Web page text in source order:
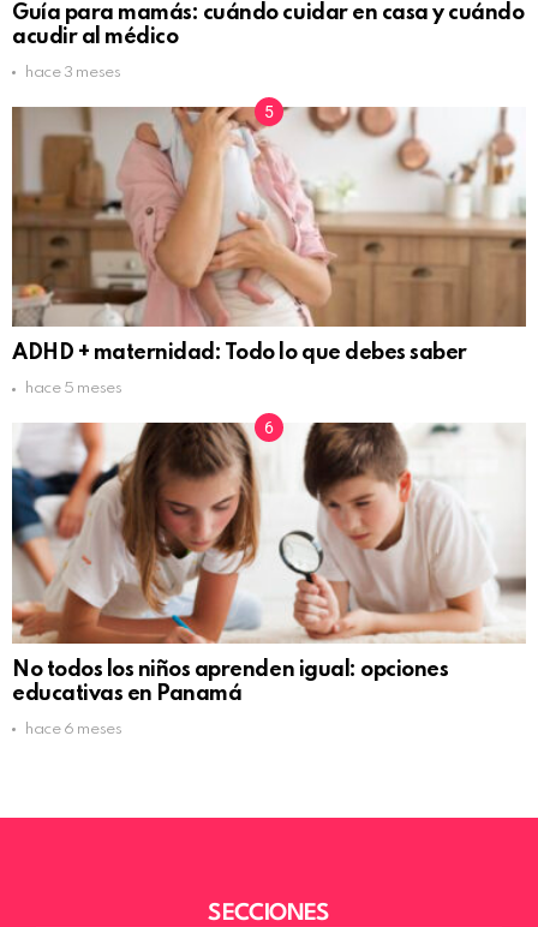
Guía para mamás: cuándo cuidar en casa y cuándo
acudir al médico
hace 3 meses
ADHD + maternidad: Todo lo que debes saber
hace 5 meses
No todos los niños aprenden igual: opciones
educativas en Panamá
hace 6 meses
SECCIONES